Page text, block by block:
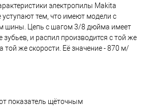
электропилы Makita
уступают тем, что имеют модели с
шины. Цепь с шагом 3/8 дюйма имеет
и распил производится с той же
же скорости. Её значение - 870 м/
показатель щёточным